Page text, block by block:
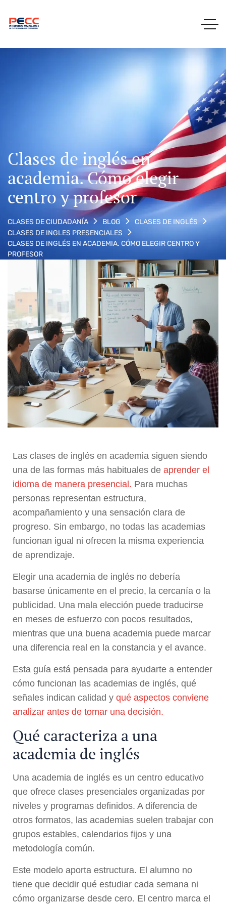
Clases de inglés en
academia. Cómo elegir
centro y profesor
CLASES DE CIUDADANÍA BLOG
CLASES DE INGLÉS
CLASES DE INGLES PRESENCIALES
CLASES DE INGLÉS EN ACADEMIA. CÓMO ELEGIR CENTRO Y
PROFESOR
Las clases de inglés en academia siguen siendo
una de las formas más habituales de aprender el
idioma de manera presencial. Para muchas
personas representan estructura,
acompañamiento y una sensación clara de
progreso. Sin embargo, no todas las academias
funcionan igual ni ofrecen la misma experiencia
de aprendizaje.
Elegir una academia de inglés no debería
basarse únicamente en el precio, la cercanía o la
publicidad. Una mala elección puede traducirse
en meses de esfuerzo con pocos resultados,
mientras que una buena academia puede marcar
una diferencia real en la constancia y el avance.
Esta guía está pensada para ayudarte a entender
cómo funcionan las academias de inglés, qué
señales indican calidad y qué aspectos conviene
analizar antes de tomar una decisión.
Qué caracteriza a una
academia de inglés
Una academia de inglés es un centro educativo
que ofrece clases presenciales organizadas por
niveles y programas definidos. A diferencia de
otros formatos, las academias suelen trabajar con
grupos estables, calendarios fijos y una
metodología común.
Este modelo aporta estructura. El alumno no
tiene que decidir qué estudiar cada semana ni
cómo organizarse desde cero. El centro marca el